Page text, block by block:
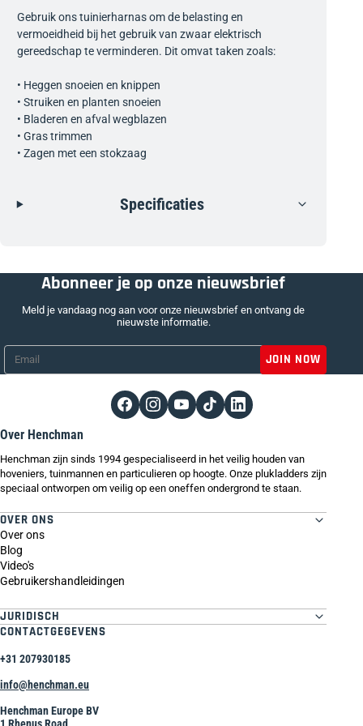
Gebruik ons tuinierharnas om de belasting en
vermoeidheid bij het gebruik van zwaar elektrisch
gereedschap te verminderen. Dit omvat taken zoals:
• Heggen snoeien en knippen
• Struiken en planten snoeien
• Bladeren en afval wegblazen
• Gras trimmen
• Zagen met een stokzaag
Specificaties
Abonneer je op onze nieuwsbrief
Meld je vandaag nog aan voor onze nieuwsbrief en ontvang de
nieuwste informatie.
Over Henchman
Henchman zijn sinds 1994 gespecialiseerd in het veilig houden van
hoveniers, tuinmannen en particulieren op hoogte. Onze plukladders zijn
speciaal ontworpen om veilig op een oneffen ondergrond te staan.
OVER ONS
Over ons
Blog
Video's
Gebruikershandleidingen
JURIDISCH
CONTACTGEGEVENS
+31 207930185
info@henchman.eu
Henchman Europe BV